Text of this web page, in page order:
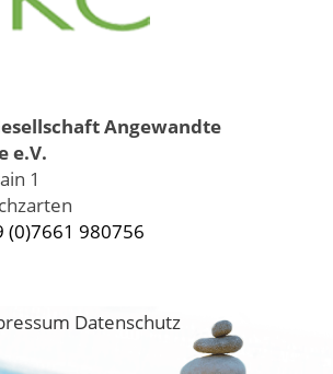
Angewandte
e.V.
1
(0)7661 980756
Datenschutz